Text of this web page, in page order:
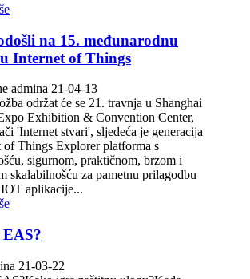
na 15. međunarodnu
Internet of Things
admina 21-04-13
održat će se 21. travnja u Shanghai
Exhibition & Convention Center,
'Internet stvari', sljedeća je generacija
of Things Explorer platforma s
sigurnom, praktičnom, brzom i
skalabilnošću za pametnu prilagodbu
aplikacije...
EAS?
21-03-22